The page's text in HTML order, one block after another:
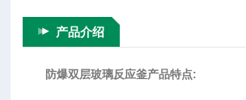
产品介绍
防爆双层玻璃反应釜产品特点: